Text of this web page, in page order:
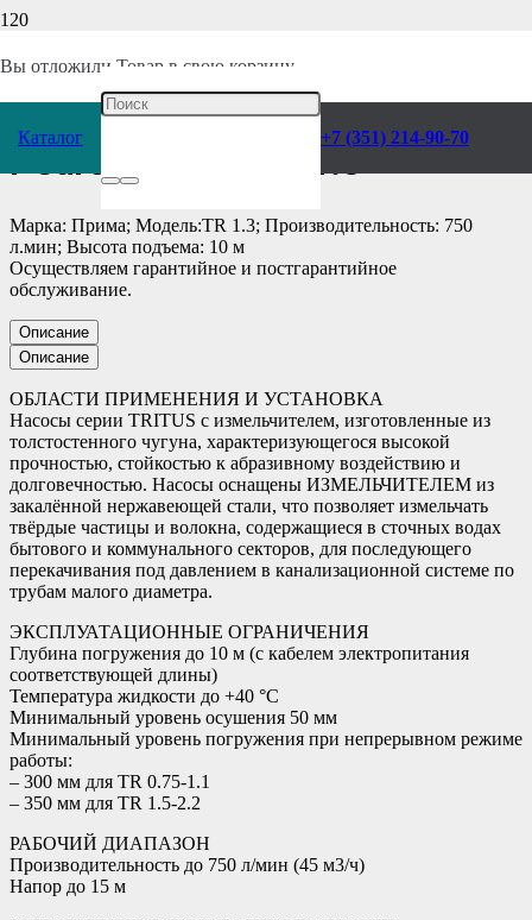
Вы отложили Товар в свою корзину.
Каталог +7 (351) 214-90-70
Насос электрический
Pedrollo Tritus TR 1.3
Марка: Прима; Модель:TR 1.3; Производительность: 750
л.мин; Высота подъема: 10 м
Осуществляем гарантийное и постгарантийное
обслуживание.
Описание
Описание
ОБЛАСТИ ПРИМЕНЕНИЯ И УСТАНОВКА
Насосы серии TRITUS с измельчителем, изготовленные из
толстостенного чугуна, характеризующегося высокой
прочностью, стойкостью к абразивному воздействию и
долговечностью. Насосы оснащены ИЗМЕЛЬЧИТЕЛЕМ из
закалённой нержавеющей стали, что позволяет измельчать
твёрдые частицы и волокна, содержащиеся в сточных водах
бытового и коммунального секторов, для последующего
перекачивания под давлением в канализационной системе по
трубам малого диаметра.
ЭКСПЛУАТАЦИОННЫЕ ОГРАНИЧЕНИЯ
Глубина погружения до 10 м (с кабелем электропитания
соответствующей длины)
Температура жидкости до +40 °C
Минимальный уровень осушения 50 мм
Минимальный уровень погружения при непрерывном режиме
работы:
– 300 мм для TR 0.75-1.1
– 350 мм для TR 1.5-2.2
РАБОЧИЙ ДИАПАЗОН
Производительность до 750 л/мин (45 м3/ч)
Напор до 15 м